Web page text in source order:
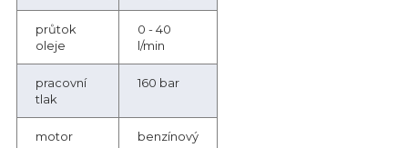
průtok
oleje
0 - 40
l/min
pracovní
tlak
160 bar
motor benzínový